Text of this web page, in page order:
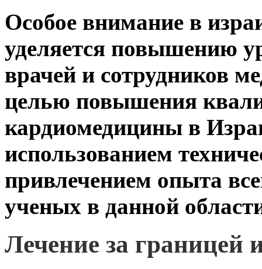
Особое внимание в
уделяется повышению
врачей и сотрудников
целью повышения
кардиомедицины в
использованием
привлечением опыта
ученых в данной
Лечение за границей